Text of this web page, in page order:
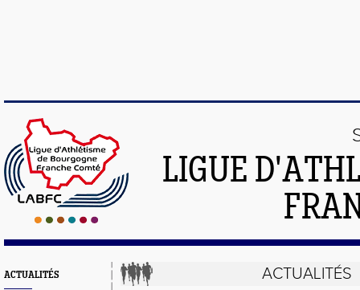
LIGUE
ACTUALITÉS ACTUALITÉS